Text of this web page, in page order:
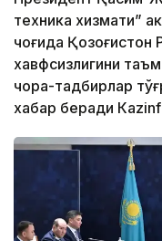
техника хизмати”
чоғида Қозоғистон
хавфсизлигини
чора-тадбирлар
хабар беради